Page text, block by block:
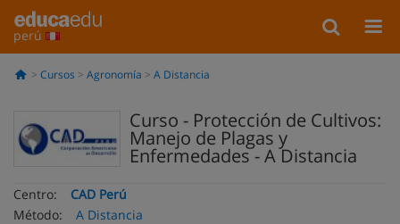
perú
Cursos Agronomía A Distancia
Curso - Protección de Cultivos:
Manejo de Plagas y
Enfermedades - A Distancia
Centro:
CAD Perú
Método:
A Distancia